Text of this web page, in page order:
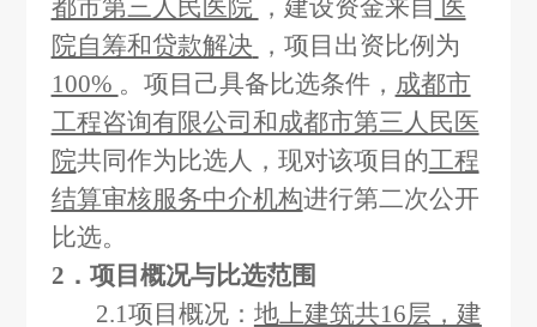
都市第三人民医院 ， 建设资金来自 医
院自筹和贷款解决
，项目出资比例为
100% 。 项目己具备比选条件， 成都市
工程咨询有限公司和成都市第三人民医
院共同作为比选人，现对该项目的工程
结算审核服务中介机构进行第二次公开
比选。
2 ．项目概况与比选范围
2.1项目概况： 地上建筑共16层，建